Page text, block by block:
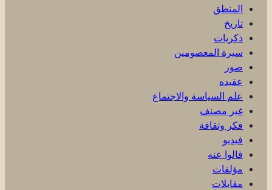
المنطق
تاريخ
ذكریات
سيرة المعصومين
صور
عقیده
علم السياسة والاجتماع
غير مصنف
فكر وثقافة
فيديو
قالوا عنه
مؤلفات
مقابلات